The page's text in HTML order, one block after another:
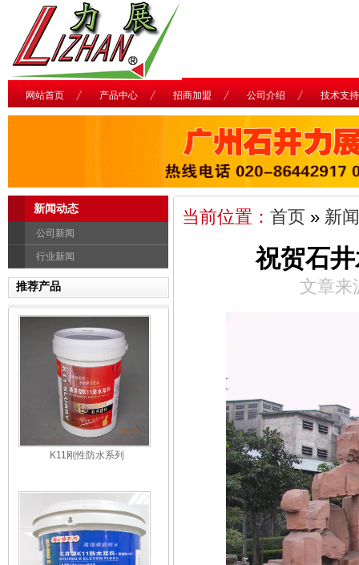
网站首页 产品中心 招商加盟 公司介绍 技术支持
新闻动态
公司新闻
行业新闻
推荐产品
K11刚性防水系列
当前位置： 首页 » 新
祝贺石
文章来